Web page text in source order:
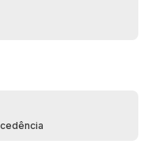
WAP | Deixa tudo
da função vapor